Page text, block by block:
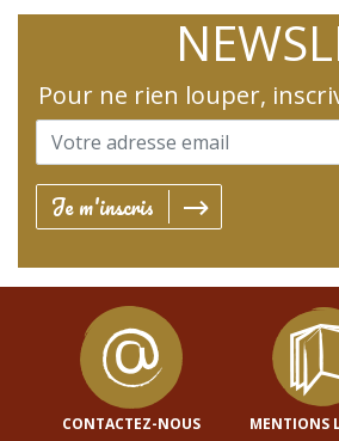
Pour ne rien louper,
Je m'inscris
CONTACTEZ-NOUS MENTIONS